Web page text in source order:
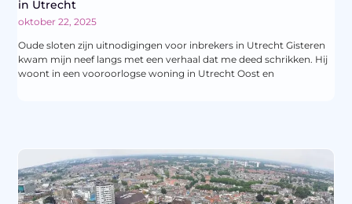
in Utrecht
oktober 22, 2025
Oude sloten zijn uitnodigingen voor inbrekers in Utrecht Gisteren
kwam mijn neef langs met een verhaal dat me deed schrikken. Hij
woont in een vooroorlogse woning in Utrecht Oost en